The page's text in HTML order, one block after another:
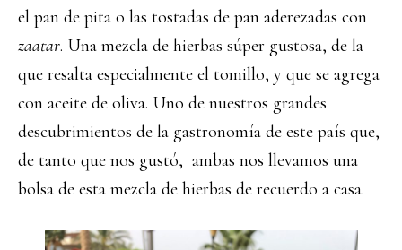
el pan de pita o las tostadas de pan aderezadas con
zaatar. Una mezcla de hierbas súper gustosa, de la
que resalta especialmente el tomillo, y que se agrega
con aceite de oliva. Uno de nuestros grandes
descubrimientos de la gastronomía de este país que,
de tanto que nos gustó, ambas nos llevamos una
bolsa de esta mezcla de hierbas de recuerdo a casa.